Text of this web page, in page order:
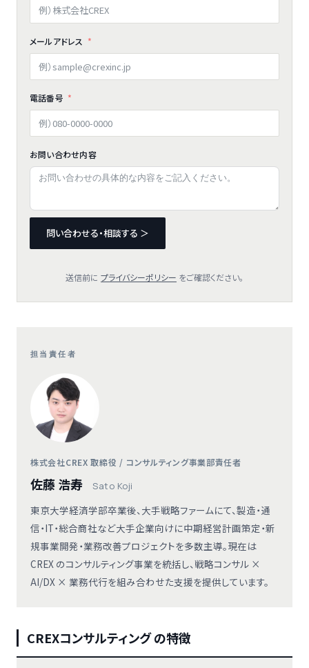
メールアドレス
電話番号
お問い合わせ内容
問い合わせる・相談する ＞
送信前に プライバシーポリシー をご確認ください。
担当責任者
株式会社CREX 取締役 / コンサルティング事業部責任者
佐藤 浩寿 Sato Koji
東京大学経済学部卒業後、大手戦略ファームにて、製造・通
信・IT・総合商社など大手企業向けに中期経営計画策定・新
規事業開発・業務改善プロジェクトを多数主導。現在は
CREX のコンサルティング事業を統括し、戦略コンサル ×
AI/DX × 業務代行を組み合わせた支援を提供しています。
CREXコンサルティング の特徴